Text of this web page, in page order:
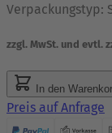
Verpackungstyp:
zzgl. MwSt. und evtl.
In den
Preis auf Anfrage